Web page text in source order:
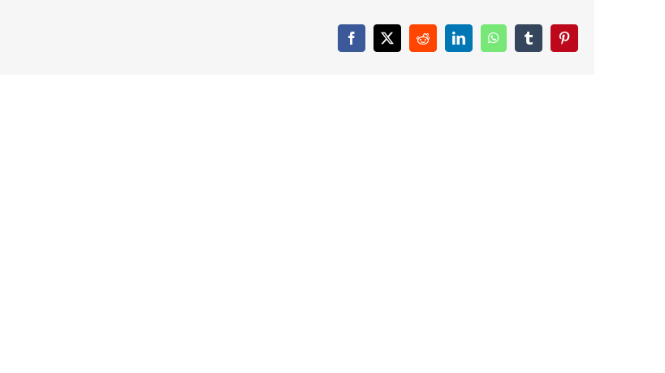
Facebook
X RedditLinkedInWhatsAppTumblrPinterest